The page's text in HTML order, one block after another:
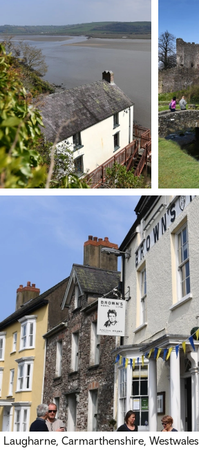
Laugharne, Carmarthenshire, Westwales